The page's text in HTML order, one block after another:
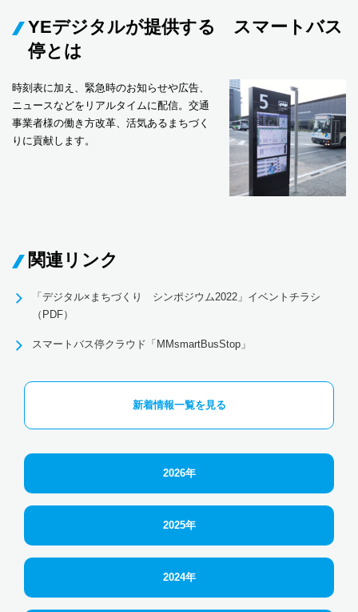
YEデジタルが提供する スマートバス
停とは
時刻表に加え、緊急時のお知らせや広告、
ニュースなどをリアルタイムに配信。交通
事業者様の働き方改革、活気あるまちづく
りに貢献します。
関連リンク
「デジタル×まちづくり シンポジウム2022」イベントチラシ
（PDF）
スマートバス停クラウド「MMsmartBusStop」
新着情報一覧を見る
2026年
2025年
2024年